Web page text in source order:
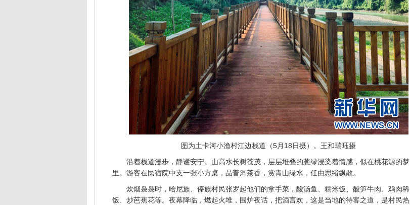
图为土卡河小渔村江边栈道（5月18日摄）。王和瑞珏摄
沿着栈道漫步，静谧安宁。山高水长树苍茂，层层堆叠的葱绿浸染着情感，似在桃花源的梦
里。游客在民宿院中支一张小方桌，品普洱茶香，赏青山绿水，任由思绪飘散。
炊烟袅袅时，哈尼族、傣族村民张罗起他们的拿手菜，酸汤鱼、糯米饭、酸笋牛肉、鸡肉稀
饭、炒芭蕉花等。夜幕降临，燃起火堆，围炉夜话，把酒言欢，这是当地的待客之道，是村民热